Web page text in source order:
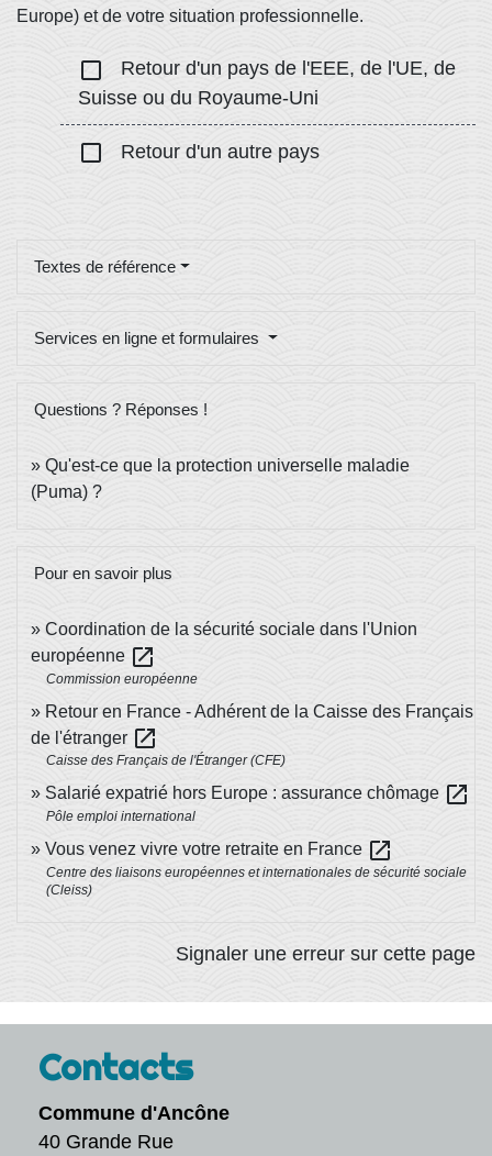
Europe) et de votre situation professionnelle.
check_box_outline_blank
Retour d'un pays de l'EEE, de l'UE, de
Suisse ou du Royaume-Uni
check_box_outline_blank Retour d'un autre pays
Textes de référence
Services en ligne et formulaires
Questions ? Réponses !
Qu'est-ce que la protection universelle maladie
(Puma) ?
Pour en savoir plus
Coordination de la sécurité sociale dans l'Union
européenne open_in_new
Commission européenne
Retour en France - Adhérent de la Caisse des Français
de l'étranger open_in_new
Caisse des Français de l'Étranger (CFE)
Salarié expatrié hors Europe : assurance chômage open_in_new
Pôle emploi international
Vous venez vivre votre retraite en France open_in_new
Centre des liaisons européennes et internationales de sécurité sociale
(Cleiss)
Signaler une erreur sur cette page
Contacts
Commune d'Ancône
40 Grande Rue